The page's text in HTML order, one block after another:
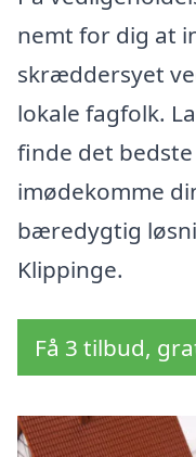
nemt for dig at
skræddersyet
lokale fagfolk.
finde det
imødekomme
bæredygtig
Klippinge.
Få 3 tilbud,